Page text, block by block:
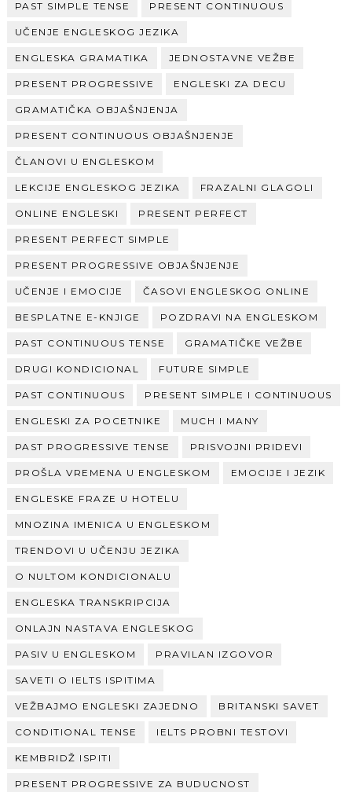
PAST SIMPLE TENSE PRESENT CONTINUOUS
UČENJE ENGLESKOG JEZIKA
ENGLESKA GRAMATIKA JEDNOSTAVNE VEŽBE
PRESENT PROGRESSIVE ENGLESKI ZA DECU
GRAMATIČKA OBJAŠNJENJA
PRESENT CONTINUOUS OBJAŠNJENJE
ČLANOVI U ENGLESKOM
LEKCIJE ENGLESKOG JEZIKA FRAZALNI GLAGOLI
ONLINE ENGLESKI PRESENT PERFECT
PRESENT PERFECT SIMPLE
PRESENT PROGRESSIVE OBJAŠNJENJE
UČENJE I EMOCIJE ČASOVI ENGLESKOG ONLINE
BESPLATNE E-KNJIGE POZDRAVI NA ENGLESKOM
PAST CONTINUOUS TENSE GRAMATIČKE VEŽBE
DRUGI KONDICIONAL FUTURE SIMPLE
PAST CONTINUOUS PRESENT SIMPLE I CONTINUOUS
ENGLESKI ZA POCETNIKE MUCH I MANY
PAST PROGRESSIVE TENSE PRISVOJNI PRIDEVI
PROŠLA VREMENA U ENGLESKOM EMOCIJE I JEZIK
ENGLESKE FRAZE U HOTELU
MNOZINA IMENICA U ENGLESKOM
TRENDOVI U UČENJU JEZIKA
O NULTOM KONDICIONALU
ENGLESKA TRANSKRIPCIJA
ONLAJN NASTAVA ENGLESKOG
PASIV U ENGLESKOM PRAVILAN IZGOVOR
SAVETI O IELTS ISPITIMA
VEŽBAJMO ENGLESKI ZAJEDNO BRITANSKI SAVET
CONDITIONAL TENSE IELTS PROBNI TESTOVI
KEMBRIDŽ ISPITI
PRESENT PROGRESSIVE ZA BUDUCNOST